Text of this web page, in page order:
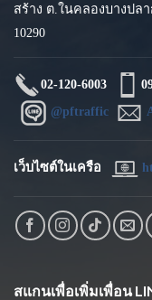
สร้าง ต.ในคลองบางปล
10290
02-120-6003
@pftraffic
เว็บไซต์ในเครือ
สแกนเพื่อเพิ่มเพื่อน